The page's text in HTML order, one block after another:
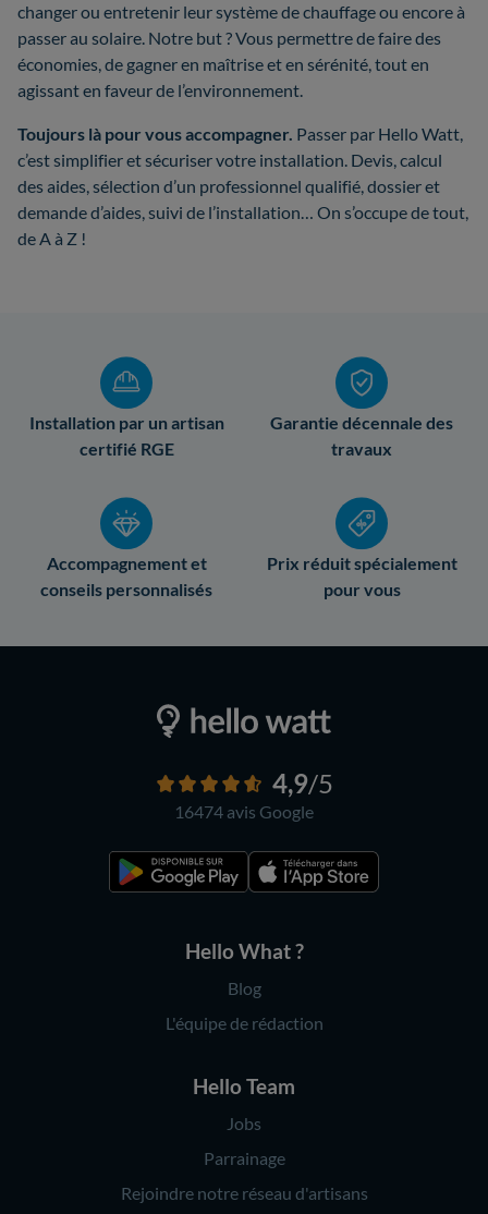
changer ou entretenir leur système de chauffage ou encore à
passer au solaire. Notre but ? Vous permettre de faire des
économies, de gagner en maîtrise et en sérénité, tout en
agissant en faveur de l’environnement.
Toujours là pour vous accompagner. Passer par Hello Watt,
c’est simplifier et sécuriser votre installation. Devis, calcul
des aides, sélection d’un professionnel qualifié, dossier et
demande d’aides, suivi de l’installation… On s’occupe de tout,
de A à Z !
Installation par un artisan
certifié RGE
Garantie décennale des
travaux
Accompagnement et
conseils personnalisés
Prix réduit spécialement
pour vous
4,9/5
16474 avis Google
Hello What ?
Blog
L'équipe de rédaction
Hello Team
Jobs
Parrainage
Rejoindre notre réseau d'artisans